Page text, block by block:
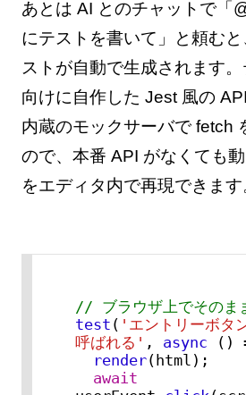
あとは AI とのチャットで「
にテストを書いて」と頼む
ストが自動で生成されます
向けに自作した Jest 風の
内蔵のモックサーバで fetch
ので、本番 API がなくても
をエディタ内で再現できます
// ブラウザ上でそのま
test ( 'エントリーボタ
呼ばれる' , async ()
render(html);
await